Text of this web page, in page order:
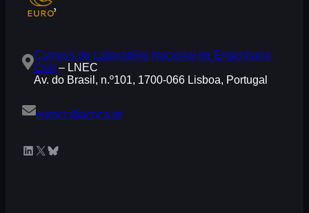
Campus do Laboratório Nacional de Engenharia
Civil – LNEC
Av. do Brasil, n.º101, 1700-066 Lisboa, Portugal
eurocc@acnca.pt
LinkedIn X Bluesky